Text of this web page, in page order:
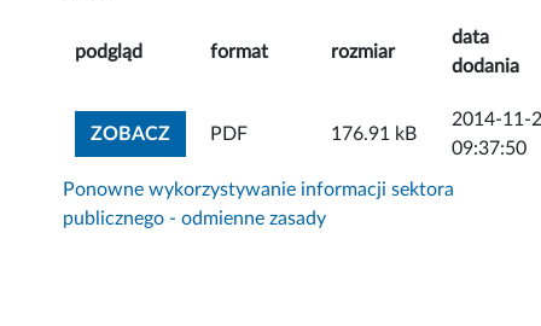
podgląd format rozmiar
data
dodania
ZOBACZZOBACZ ZAŁĄCZNIK
PDF 176.91 kB
2014-11-
09:37:50
Ponowne wykorzystywanie informacji sektora
publicznego - odmienne zasady